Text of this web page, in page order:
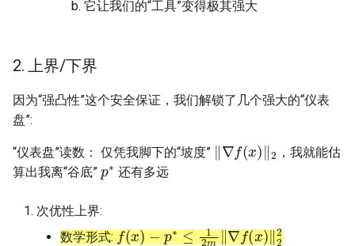
它让我们的“工具”变得极其强大
2. 上界/下界
因为“强凸性”这个安全保证，我们解锁了几个强大的“仪表
盘”:
“仪表盘”读数： 仅凭我脚下的“坡度”
‖∇f (x ‖2
，我就能估
算出我离“谷底”
p∗
还有多远
次优性上界:
数学形式:
f(x)−p∗≤12m‖∇f(x)‖22